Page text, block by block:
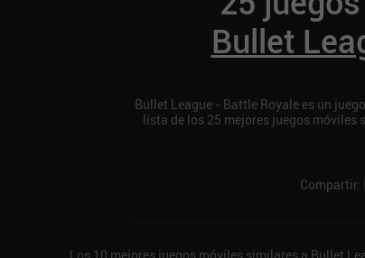
Bullet
Bullet League - Battle Royale es un
lista de los 25 mejores juegos móviles
Compartir: